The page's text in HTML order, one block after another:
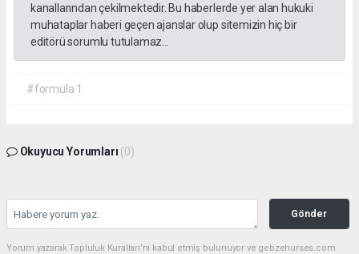
kanallarından çekilmektedir. Bu haberlerde yer alan hukuki
muhataplar haberi geçen ajanslar olup sitemizin hiç bir
editörü sorumlu tutulamaz...
#formula 1
Okuyucu Yorumları (0)
Gönder
Yorum yazarak Topluluk Kuralları’nı kabul etmiş bulunuyor ve gebzehurses.com